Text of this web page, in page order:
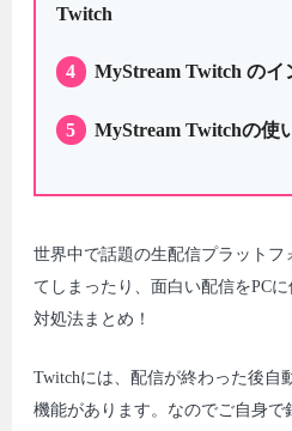
Twitch
4 MyStream Twitch のイ
5 MyStream Twitchの使
世界中で話題の生配信プラットフ
てしまったり、面白い配信をPC
対処法まとめ！
Twitchには、配信が終わった後自
機能があります。なのでご自身で